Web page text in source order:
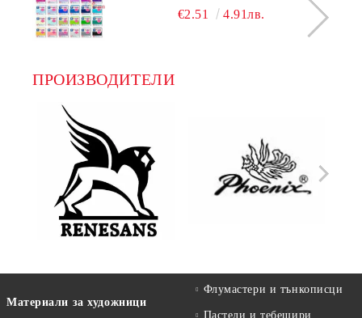
€2.51 4.91лв.
ПРОИЗВОДИТЕЛИ
Материали за художници
Флумастери и тънкописци
Пастели и тебешири